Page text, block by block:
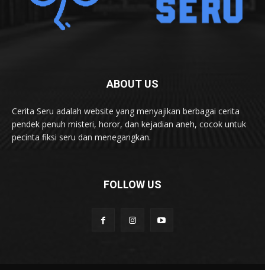
ABOUT US
Cerita Seru adalah website yang menyajikan berbagai cerita
pendek penuh misteri, horor, dan kejadian aneh, cocok untuk
pecinta fiksi seru dan menegangkan.
FOLLOW US